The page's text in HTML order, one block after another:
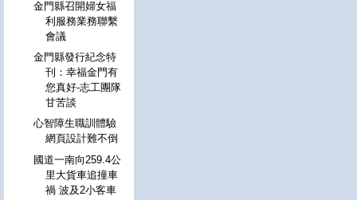
金門縣召開婦女福
利服務業務聯繫
會議
金門縣發行紀念特
刊：幸福金門有
您真好-志工團隊
甘苦談
心智障生職訓體驗
網頁設計難不倒
國道一南向259.4公
里大貨車追撞車
禍 波及2小客車